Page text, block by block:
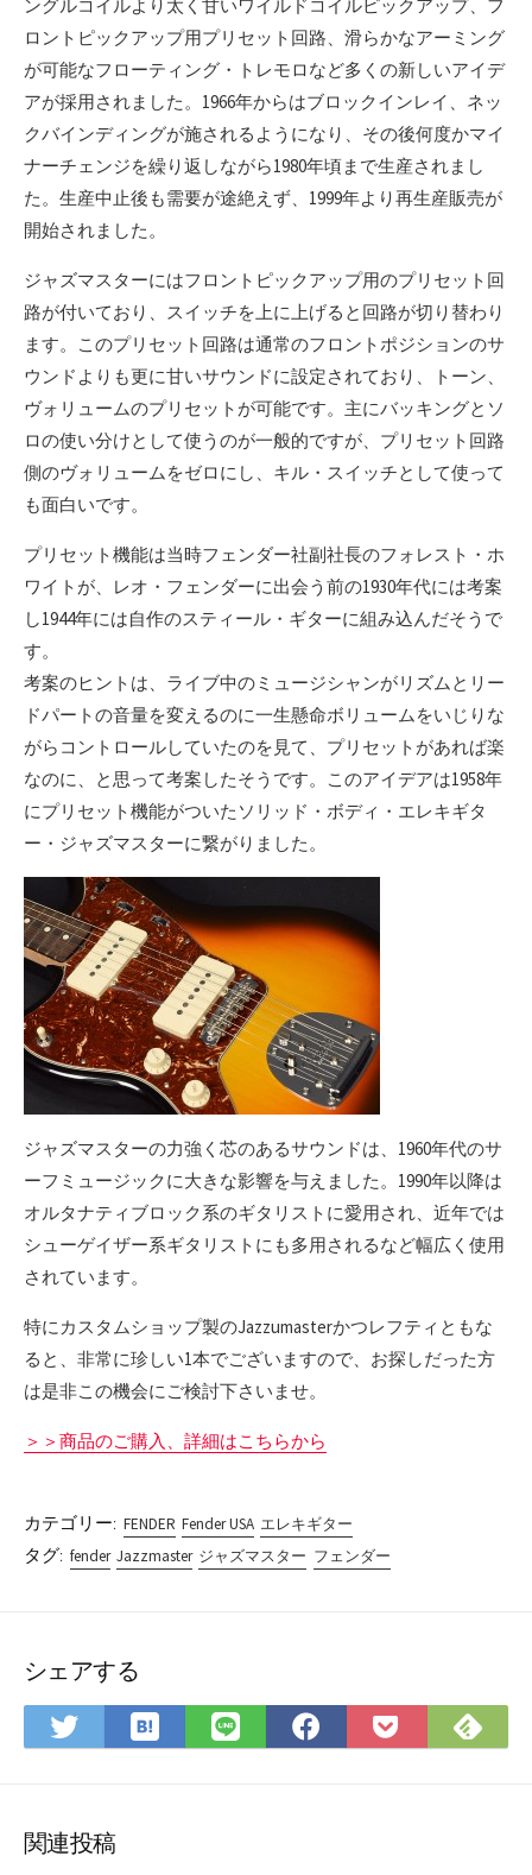
ングルコイルより太く甘いワイルドコイルピックアップ、フ
ロントピックアップ用プリセット回路、滑らかなアーミング
が可能なフローティング・トレモロなど多くの新しいアイデ
アが採用されました。1966年からはブロックインレイ、ネッ
クバインディングが施されるようになり、その後何度かマイ
ナーチェンジを繰り返しながら1980年頃まで生産されまし
た。生産中止後も需要が途絶えず、1999年より再生産販売が
開始されました。
ジャズマスターにはフロントピックアップ用のプリセット回
路が付いており、スイッチを上に上げると回路が切り替わり
ます。このプリセット回路は通常のフロントポジションのサ
ウンドよりも更に甘いサウンドに設定されており、トーン、
ヴォリュームのプリセットが可能です。主にバッキングとソ
ロの使い分けとして使うのが一般的ですが、プリセット回路
側のヴォリュームをゼロにし、キル・スイッチとして使って
も面白いです。
プリセット機能は当時フェンダー社副社長のフォレスト・ホ
ワイトが、レオ・フェンダーに出会う前の1930年代には考案
し1944年には自作のスティール・ギターに組み込んだそうで
す。
考案のヒントは、ライブ中のミュージシャンがリズムとリー
ドパートの音量を変えるのに一生懸命ボリュームをいじりな
がらコントロールしていたのを見て、プリセットがあれば楽
なのに、と思って考案したそうです。このアイデアは1958年
にプリセット機能がついたソリッド・ボディ・エレキギタ
ー・ジャズマスターに繋がりました。
ジャズマスターの力強く芯のあるサウンドは、1960年代のサ
ーフミュージックに大きな影響を与えました。1990年以降は
オルタナティブロック系のギタリストに愛用され、近年では
シューゲイザー系ギタリストにも多用されるなど幅広く使用
されています。
特にカスタムショップ製のJazzumasterかつレフティともな
ると、非常に珍しい1本でございますので、お探しだった方
は是非この機会にご検討下さいませ。
＞＞商品のご購入、詳細はこちらから
カテゴリー: FENDER Fender USA エレキギター
タグ: fender Jazzmaster ジャズマスター フェンダー
シェアする
Twitter
で
ア
は
て
LINE
で
Facebook
で
Pocket
に
で
関連投稿